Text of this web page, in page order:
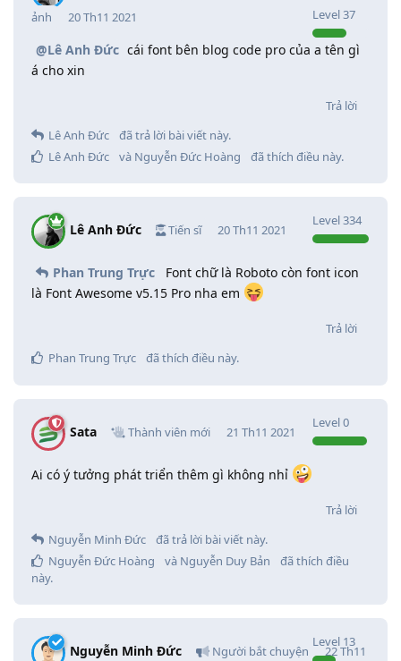
ảnh
Level37
20 Th11 2021
@Lê Anh Đức cái font bên blog code pro của a tên gì
á cho xin
Trả lời
Lê Anh Đức
đã trả lời bài viết này.
Lê Anh Đức
và Nguyễn Đức Hoàng đã thích điều này.
Lê Anh Đức Tiến sĩ
Level334
20 Th11 2021
Phan Trung Trực
Font chữ là Roboto còn font icon
là Font Awesome v5.15 Pro nha em
Trả lời
Phan Trung Trực
đã thích điều này.
Sata Thành viên mới
Level0
21 Th11 2021
Ai có ý tưởng phát triển thêm gì không nhỉ
Trả lời
Nguyễn Minh Đức
đã trả lời bài viết này.
Nguyễn Đức Hoàng
và Nguyễn Duy Bản
đã thích điều
này.
Nguyễn Minh Đức Người bắt chuyện
Level 13
22 Th11